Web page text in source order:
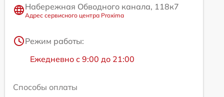
Набережная Обводного канала, 118к7
Адрес сервисного центра Proxima
Режим работы:
Ежедневно с 9:00 до 21:00
Способы оплаты